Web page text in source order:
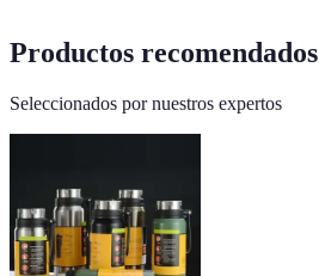
Productos recomendados
Seleccionados por nuestros expertos